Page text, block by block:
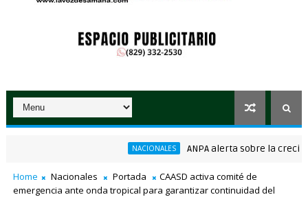
NACIONALES ANPA alerta sobre la creciente
en la convención del PRM
Home Nacionales Portada
CAASD activa comité de
emergencia ante onda tropical para garantizar continuidad del